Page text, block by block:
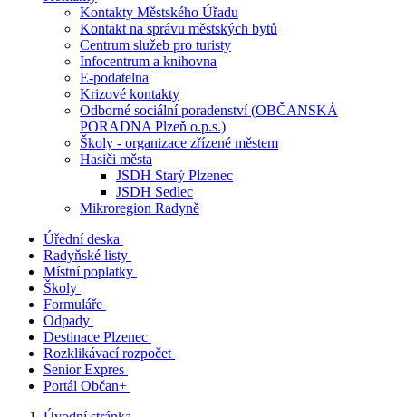
Kontakty Městského Úřadu
Kontakt na správu městských bytů
Centrum služeb pro turisty
Infocentrum a knihovna
E-podatelna
Krizové kontakty
Odborné sociální poradenství (OBČANSKÁ
PORADNA Plzeň o.p.s.)
Školy - organizace zřízené městem
Hasiči města
JSDH Starý Plzenec
JSDH Sedlec
Mikroregion Radyně
Úřední deska
Radyňské listy
Místní poplatky
Školy
Formuláře
Odpady
Destinace Plzenec
Rozklikávací rozpočet
Senior Expres
Portál Občan+